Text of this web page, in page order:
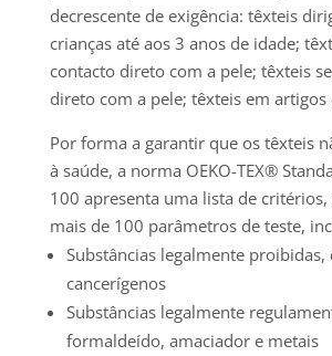
decrescente de exigência: têxteis
crianças até aos 3 anos de idade;
contacto direto com a pele; têxteis
direto com a pele; têxteis em artigos
Por forma a garantir que os têxteis
à saúde, a norma OEKO-TEX®
100 apresenta uma lista de critérios,
mais de 100 parâmetros de teste,
Substâncias legalmente
cancerígenos
Substâncias legalmente
formaldeído, amaciador e metais